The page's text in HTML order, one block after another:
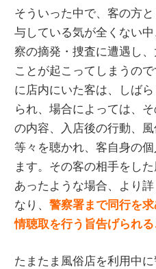
そういった中で、客の方
与している気が全くない
察の摘発・捜査に遭遇し
ことが起こってしまうの
に店内にいた客は、しば
られ、場合によっては、
の内容、入店後の行動、
等々を聴かれ、客自身の
ます。その客の相手をし
あったような場合、より
なり、警察署まで同行を
情聴取を行う旨告げられ
たまたま風俗店を利用中